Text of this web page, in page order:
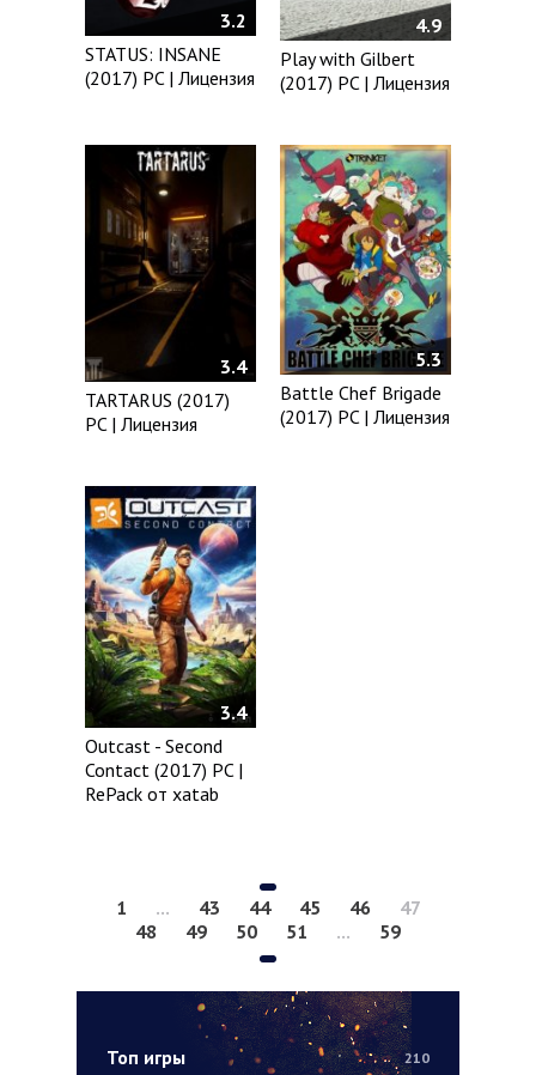
Топ игры 210
3.2
STATUS: INSANE
(2017) PC | Лицензия
4.9
Play with Gilbert
(2017) PC | Лицензия
3.4
TARTARUS (2017)
PC | Лицензия
5.3
Battle Chef Brigade
(2017) PC | Лицензия
3.4
Outcast - Second
Contact (2017) PC |
RePack от xatab
1 ... 43 44 45 46
47
48
49 50 51 ... 59